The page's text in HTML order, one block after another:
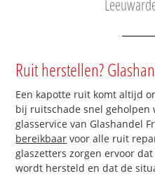
Ruit herstellen?
Een kapotte ruit komt altijd
bij ruitschade snel geholpen
glasservice van Glashandel
bereikbaar voor alle ruit
glaszetters zorgen ervoor
wordt hersteld en dat de